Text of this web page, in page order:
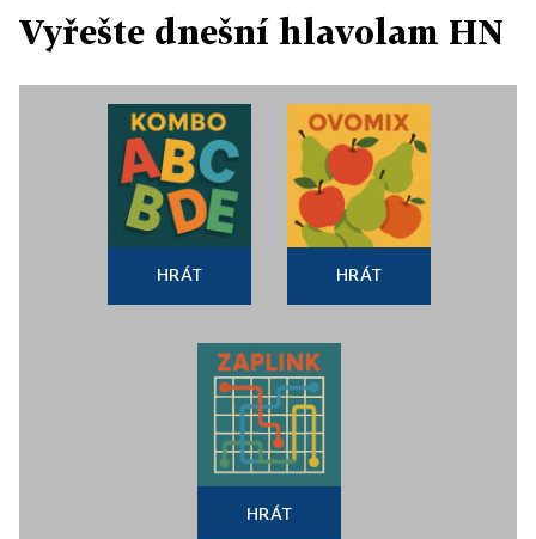
Vyřešte dnešní hlavolam HN
HRÁT HRÁT
HRÁT